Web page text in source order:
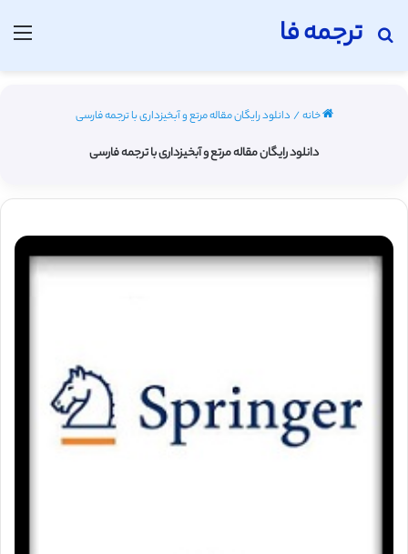
ترجمه فا
جستجو برای
خانه/ دانلود رایگان مقاله مرتع و آبخیزداری با ترجمه فارسی
دانلود رایگان مقاله مرتع و آبخیزداری با ترجمه فارسی